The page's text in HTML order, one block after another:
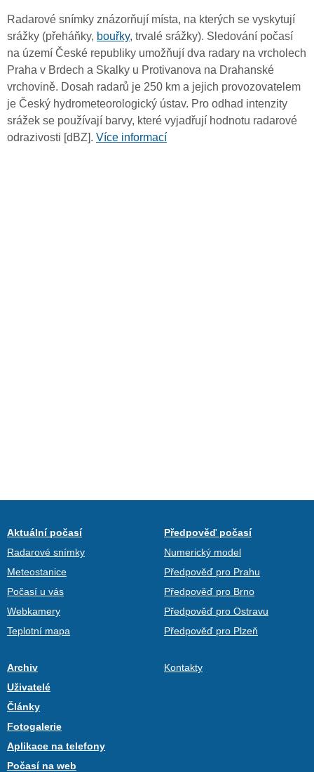
Radarové snímky znázorňují místa, na kterých se vyskytují
srážky (přeháňky, bouřky, trvalé srážky). Sledování počasí
na území České republiky umožňují dva radary na vrcholech
Praha v Brdech a Skalky u Protivanova na Drahanské
vrchovině. Dosah radarů je 250 km a jejich provozovatelem
je Český hydrometeorologický ústav. Pro odhad intenzity
srážek se používají barvy, které vyjadřují hodnotu radarové
odrazivosti [dBZ]. Více informací
Aktuální počasí
Radarové snímky
Meteostanice
Počasí u vás
Webkamery
Teplotní mapa
Předpověď počasí
Numerický model
Předpověď pro Prahu
Předpověď pro Brno
Předpověď pro Ostravu
Předpověď pro Plzeň
Archiv
Uživatelé
Články
Fotogalerie
Aplikace na telefony
Počasí na web
Kontakty